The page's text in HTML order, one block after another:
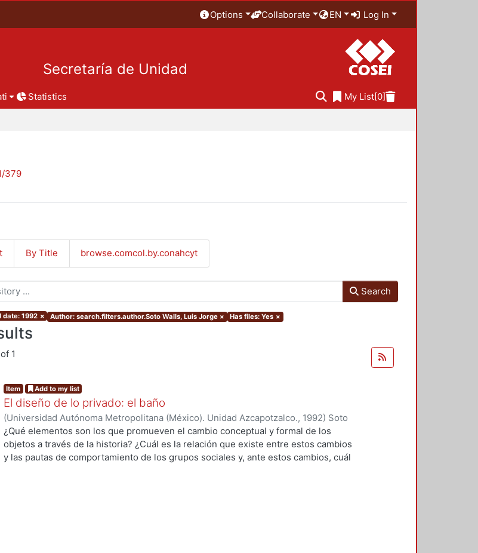
Options Collaborate EN Log In
Secretaría de Unidad
Statistics My List[0]
379
By Title browse.comcol.by.conahcyt
Search
date: 1992 × Author: search.filters.author.Soto Walls, Luis Jorge × Has files: Yes ×
1
Item Add to my list
El diseño de lo privado: el baño
(Universidad Autónoma Metropolitana (México). Unidad Azcapotzalco., 1992) Soto
Walls, Luis Jorge
¿Qué elementos son los que promueven el cambio conceptual y formal de los
objetos a través de la historia? ¿Cuál es la relación que existe entre estos cambios
y las pautas de comportamiento de los grupos sociales y, ante estos cambios, cuál